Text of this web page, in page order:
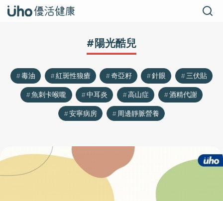
#陽光酷兒
毒油 紅斑性狼瘡 奇亞籽 針眼
三伏貼
魚刺卡喉嚨
中耳炎 高山症
酒精代謝
安寧病房
周邊靜脈營養